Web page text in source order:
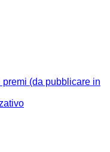
premi (da pubblicare in